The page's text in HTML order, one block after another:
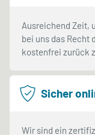
Ausreichend Zeit,
bei uns das Recht
kostenfrei zurück
Sicher
Wir sind ein